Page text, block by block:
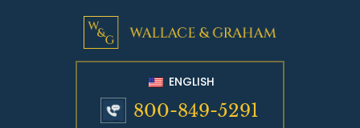
ENGLISH
800-849-5291